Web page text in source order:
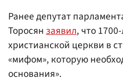
Ранее депутат
Торосянзаявил, что
христианской церкви в
«мифом», которую
основания».